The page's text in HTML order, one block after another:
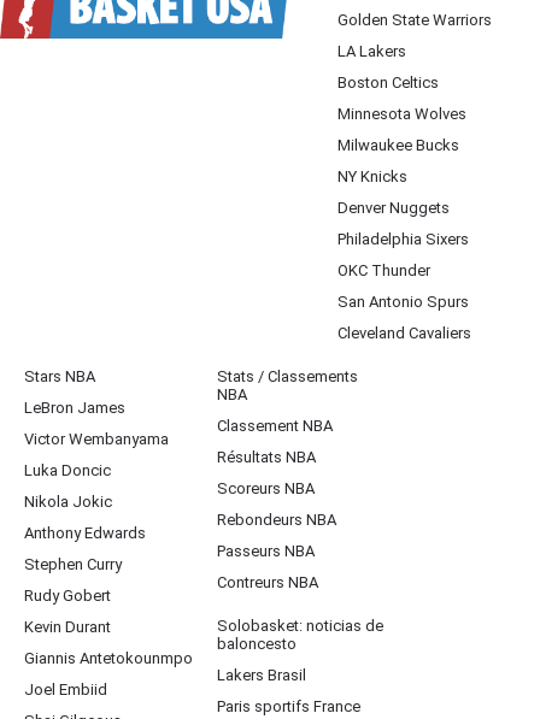
Golden State Warriors
LA Lakers
Boston Celtics
Minnesota Wolves
Milwaukee Bucks
NY Knicks
Denver Nuggets
Philadelphia Sixers
OKC Thunder
San Antonio Spurs
Cleveland Cavaliers
Stars NBA
LeBron James
Victor Wembanyama
Luka Doncic
Nikola Jokic
Anthony Edwards
Stephen Curry
Rudy Gobert
Kevin Durant
Giannis Antetokounmpo
Joel Embiid
Stats / Classements
NBA
Classement NBA
Résultats NBA
Scoreurs NBA
Rebondeurs NBA
Passeurs NBA
Contreurs NBA
Solobasket: noticias de
baloncesto
Lakers Brasil
Paris sportifs France